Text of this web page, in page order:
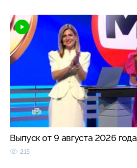
Выпуск от 9 августа 2026 года
215